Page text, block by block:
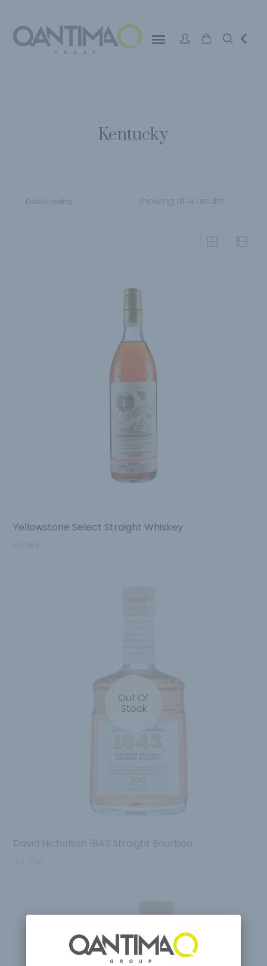
Kentucky
Showing all 4 results
Yellowstone Select Straight Whiskey
59.95€
Out Of
Stock
David Nicholson 1843 Straight Bourbon